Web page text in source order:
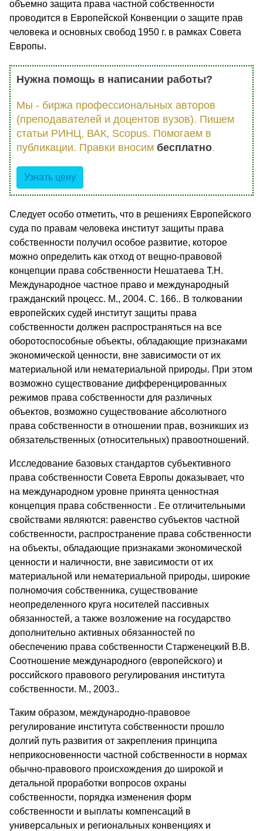
объемно защита права частной собственности
проводится в Европейской Конвенции о защите прав
человека и основных свобод 1950 г. в рамках Совета
Европы.
Нужна помощь в написании работы?
Мы - биржа профессиональных авторов
(преподавателей и доцентов вузов). Пишем
статьи РИНЦ, ВАК, Scopus. Помогаем в
публикации. Правки вносим бесплатно.
Узнать цену
Следует особо отметить, что в решениях Европейского
суда по правам человека институт защиты права
собственности получил особое развитие, которое
можно определить как отход от вещно-правовой
концепции права собственности Нешатаева Т.Н.
Международное частное право и международный
гражданский процесс. М., 2004. С. 166.. В толковании
европейских судей институт защиты права
собственности должен распространяться на все
оборотоспособные объекты, обладающие признаками
экономической ценности, вне зависимости от их
материальной или нематериальной природы. При этом
возможно существование дифференцированных
режимов права собственности для различных
объектов, возможно существование абсолютного
права собственности в отношении прав, возникших из
обязательственных (относительных) правоотношений.
Исследование базовых стандартов субъективного
права собственности Совета Европы доказывает, что
на международном уровне принята ценностная
концепция права собственности . Ее отличительными
свойствами являются: равенство субъектов частной
собственности, распространение права собственности
на объекты, обладающие признаками экономической
ценности и наличности, вне зависимости от их
материальной или нематериальной природы, широкие
полномочия собственника, существование
неопределенного круга носителей пассивных
обязанностей, а также возложение на государство
дополнительно активных обязанностей по
обеспечению права собственности Старженецкий В.В.
Соотношение международного (европейского) и
российского правового регулирования института
собственности. М., 2003..
Таким образом, международно-правовое
регулирование института собственности прошло
долгий путь развития от закрепления принципа
неприкосновенности частной собственности в нормах
обычно-правового происхождения до широкой и
детальной проработки вопросов охраны
собственности, порядка изменения форм
собственности и выплаты компенсаций в
универсальных и региональных конвенциях и